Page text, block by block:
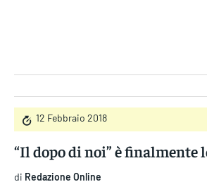
12 Febbraio 2018
“Il dopo di noi” è finalmente
di Redazione Online